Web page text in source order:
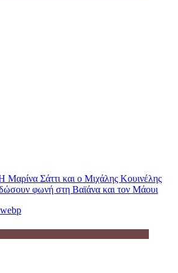
Σάττι και ο Μιχάλης Κουινέλης
δώσουν φωνή στη Βαϊάνα και τον Μάουι